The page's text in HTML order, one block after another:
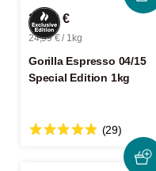
24,99 €
24,99 € / 1kg
Gorilla Espresso 04/15
Special Edition 1kg
(29)